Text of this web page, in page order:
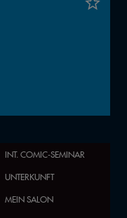
INT. COMIC-SEMINAR
UNTERKUNFT
MEIN SALON